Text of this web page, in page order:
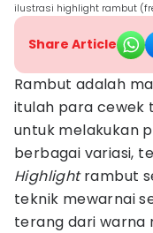
ilustrasi highlight rambut
Share Article
Rambut adalah
itulah para cewek
untuk melakukan
berbagai variasi,
Highlightrambut
teknik mewarnai
terang dari warna